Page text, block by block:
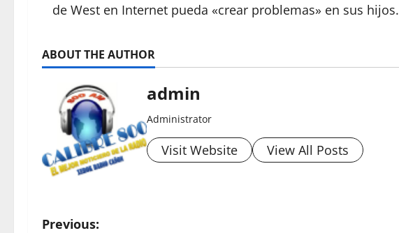
de West en Internet pueda «crear problemas» en sus hijos.
ABOUT THE AUTHOR
admin
Administrator
Visit Website View All Posts
Previous: